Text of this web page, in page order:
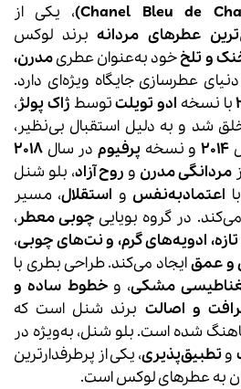
، یکی از
عطرهای مردانهبرند لوکس
و تلخخود به‌عنوان عطریمدرن،
عطرسازی جایگاه ویژه‌ای دارد.
با نسخه ادو تویلتتوسط ژاک پولژ،
شد و به دلیل استقبال بی‌نظیر،
2014 و نسخهپرفیوم در سال 2018
مردانگی مدرن و روح آزاد، بلو شنل
اعتمادبه‌نفس و استقلال، مسیر
در گروه بویایی چوبی معطر،
ادویه‌های گرم، و نت‌های چوبی،
و عمقایجاد می‌کند. طراحی بطری با
مشکی، وخطوط ساده و
و اصالت برند شنل است که
شده است. بلو شنل، به‌ویژه در
وتطبیق‌پذیری، یکی از پرطرفدارترین
به عطرهای لوکس است.